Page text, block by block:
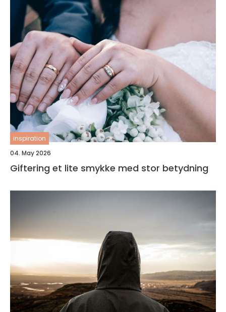
inspiration
04. May 2026
Giftering et lite smykke med stor betydning